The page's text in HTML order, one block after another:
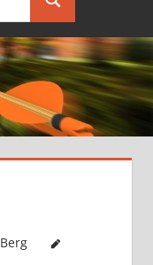
Suchen